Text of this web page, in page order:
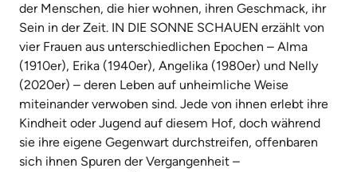
der Menschen, die hier wohnen, ihren Geschmack, ihr
Sein in der Zeit. IN DIE SONNE SCHAUEN erzählt von
vier Frauen aus unterschiedlichen Epochen – Alma
(1910er), Erika (1940er), Angelika (1980er) und Nelly
(2020er) – deren Leben auf unheimliche Weise
miteinander verwoben sind. Jede von ihnen erlebt ihre
Kindheit oder Jugend auf diesem Hof, doch während
sie ihre eigene Gegenwart durchstreifen, offenbaren
sich ihnen Spuren der Vergangenheit –